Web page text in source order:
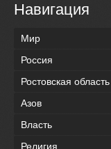
Навигация
Мир
Россия
Ростовская область
Азов
Власть
Религия